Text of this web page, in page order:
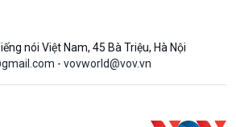
nói Việt Nam, 45 Bà Triệu, Hà Nội
- vovworld@vov.vn